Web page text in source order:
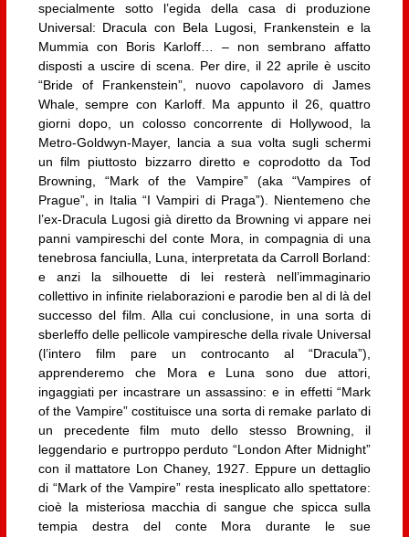
specialmente sotto l’egida della casa di produzione
Universal: Dracula con Bela Lugosi, Frankenstein e la
Mummia con Boris Karloff… – non sembrano affatto
disposti a uscire di scena. Per dire, il 22 aprile è uscito
“Bride of Frankenstein”, nuovo capolavoro di James
Whale, sempre con Karloff. Ma appunto il 26, quattro
giorni dopo, un colosso concorrente di Hollywood, la
Metro-Goldwyn-Mayer, lancia a sua volta sugli schermi
un film piuttosto bizzarro diretto e coprodotto da Tod
Browning, “Mark of the Vampire” (aka “Vampires of
Prague”, in Italia “I Vampiri di Praga”). Nientemeno che
l’ex-Dracula Lugosi già diretto da Browning vi appare nei
panni vampireschi del conte Mora, in compagnia di una
tenebrosa fanciulla, Luna, interpretata da Carroll Borland:
e anzi la silhouette di lei resterà nell’immaginario
collettivo in infinite rielaborazioni e parodie ben al di là del
successo del film. Alla cui conclusione, in una sorta di
sberleffo delle pellicole vampiresche della rivale Universal
(l’intero film pare un controcanto al “Dracula”),
apprenderemo che Mora e Luna sono due attori,
ingaggiati per incastrare un assassino: e in effetti “Mark
of the Vampire” costituisce una sorta di remake parlato di
un precedente film muto dello stesso Browning, il
leggendario e purtroppo perduto “London After Midnight”
con il mattatore Lon Chaney, 1927. Eppure un dettaglio
di “Mark of the Vampire” resta inesplicato allo spettatore:
cioè la misteriosa macchia di sangue che spicca sulla
tempia destra del conte Mora durante le sue